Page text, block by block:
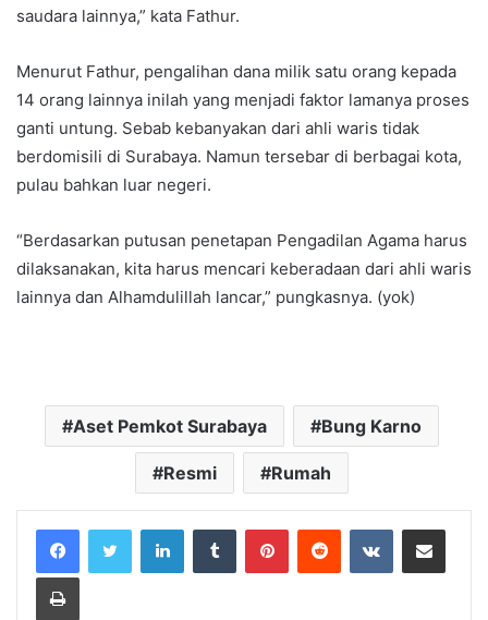
saudara lainnya,” kata Fathur.
Menurut Fathur, pengalihan dana milik satu orang kepada
14 orang lainnya inilah yang menjadi faktor lamanya proses
ganti untung. Sebab kebanyakan dari ahli waris tidak
berdomisili di Surabaya. Namun tersebar di berbagai kota,
pulau bahkan luar negeri.
“Berdasarkan putusan penetapan Pengadilan Agama harus
dilaksanakan, kita harus mencari keberadaan dari ahli waris
lainnya dan Alhamdulillah lancar,” pungkasnya. (yok)
Aset Pemkot Surabaya Bung Karno
Resmi Rumah
LinkedInTumblr PinterestReddit VKontakteShare via Email
Print